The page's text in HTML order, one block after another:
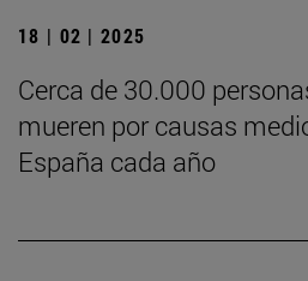
18 | 02 | 2025
Cerca de 30.000
mueren por causas
España cada año